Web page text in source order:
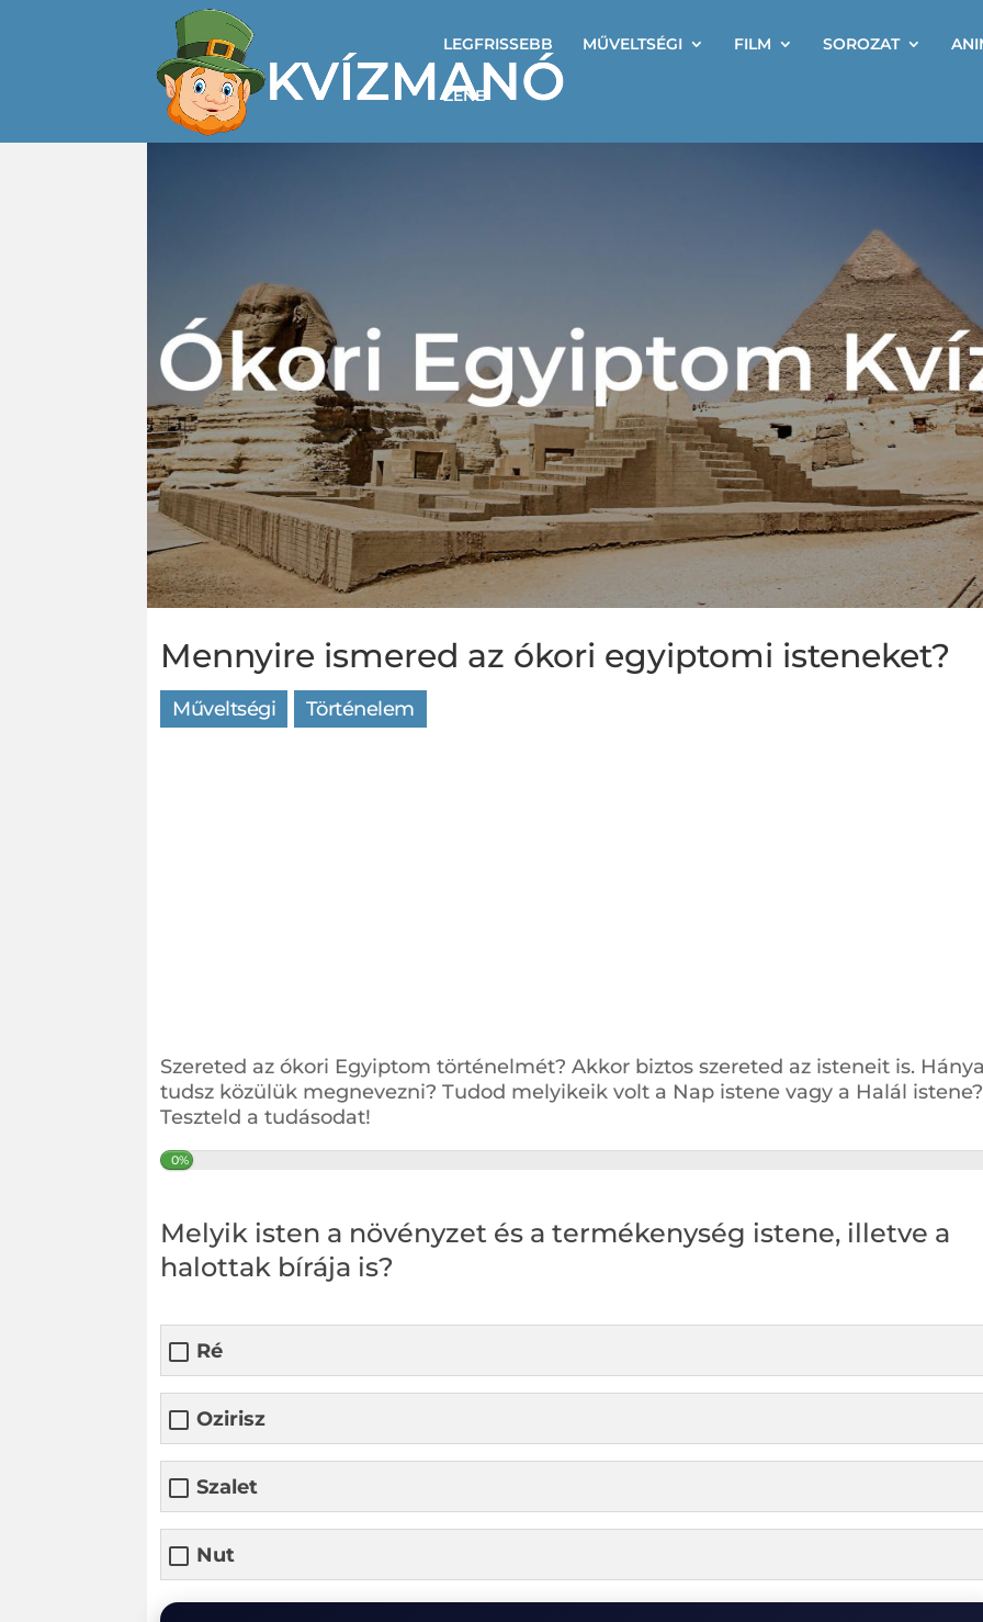
LEGFRISSEBB MŰVELTSÉGI FILM SOROZAT
ZENE
Mennyire ismered az ókori egyiptomi isteneket?
Műveltségi Történelem
Szereted az ókori Egyiptom történelmét? Akkor biztos szereted az isteneit is.
tudsz közülük megnevezni? Tudod melyikeik volt a Nap istene vagy a Halál istene?
Teszteld a tudásodat!
0%
Melyik isten a növényzet és a termékenység istene, illetve a
halottak bírája is?
Ré
Ozirisz
Szalet
Nut